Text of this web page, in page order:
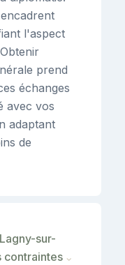
l'aspect
prend
échanges
avec vos
adaptant
de
sur-
contraintes ⌄